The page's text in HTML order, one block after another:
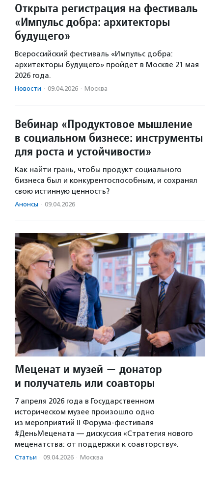
Открыта регистрация на фестиваль
«Импульс добра: архитекторы
будущего»
Всероссийский фестиваль «Импульс добра:
архитекторы будущего» пройдет в Москве 21 мая
2026 года.
Новости · 09.04.2026 · Москва
Вебинар «Продуктовое мышление
в социальном бизнесе: инструменты
для роста и устойчивости»
Как найти грань, чтобы продукт социального
бизнеса был и конкурентоспособным, и сохранял
свою истинную ценность?
Анонсы · 09.04.2026
Меценат и музей — донатор
и получатель или соавторы
7 апреля 2026 года в Государственном
историческом музее произошло одно
из мероприятий II Форума-фестиваля
#ДеньМецената — дискуссия «Стратегия нового
меценатства: от поддержки к соавторству».
Статьи · 09.04.2026 · Москва